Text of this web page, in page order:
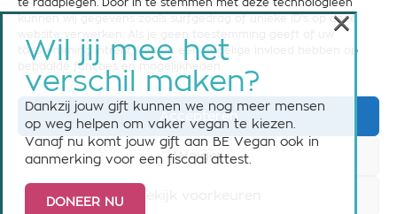
te raadplegen. Door in te stemmen met deze technologieën
kunnen wij gegevens zoals surfgedrag of unieke ID's op deze
toestemming intrekt, kan dit een nadelige invloed hebben op
bepaalde functies en mogelijkheden.
Accepteren
Weiger
STEUN BE VEGAN
Help ons om België vegan-friendly te maken! Steun
ons nu met een maandelijkse of eenmalige gift.
Steun BE Vegan
Wil jij mee het
verschil maken?
Dankzij jouw gift kunnen we nog meer mensen
op weg helpen om vaker vegan te kiezen.
Vanaf nu komt jouw gift aan BE Vegan ook in
aanmerking voor een fiscaal attest.
DONEER NU
×